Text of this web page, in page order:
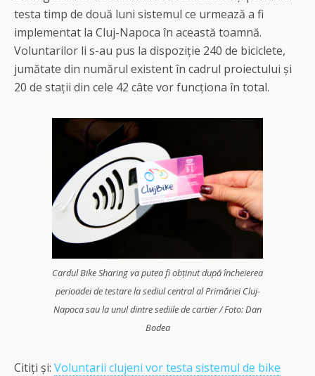
testa timp de două luni sistemul ce urmează a fi
implementat la Cluj-Napoca în această toamnă.
Voluntarilor li s-au pus la dispoziție 240 de biciclete,
jumătate din numărul existent în cadrul proiectului și
20 de stații din cele 42 câte vor funcționa în total.
Cardul Bike Sharing va putea fi obținut după încheierea
perioadei de testare la sediul central al Primăriei Cluj-
Napoca sau la unul dintre sediile de cartier / Foto: Dan
Bodea
Citiți și: Voluntarii clujeni vor testa sistemul de bike